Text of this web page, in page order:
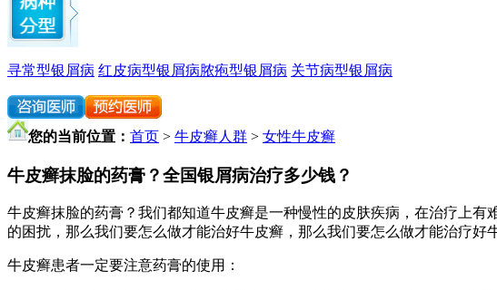
寻常型银屑病 红皮病型银屑病脓疱型银屑病 关节病型银屑病
您的当前位置： 首页 > 牛皮癣人群 > 女性牛皮癣
牛皮癣抹脸的药膏？全国银屑病治疗多少钱？
牛皮癣抹脸的药膏？我们都知道牛皮癣是一种慢性的皮肤疾病，在治疗上
的困扰，那么我们要怎么做才能治好牛皮癣，那么我们要怎么做才能治疗好
牛皮癣患者一定要注意药膏的使用：